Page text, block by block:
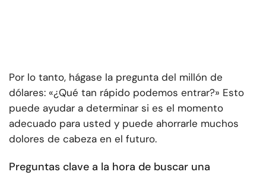
Por lo tanto, hágase la pregunta del millón de
dólares: «¿Qué tan rápido podemos entrar?» Esto
puede ayudar a determinar si es el momento
adecuado para usted y puede ahorrarle muchos
dolores de cabeza en el futuro.
Preguntas clave a la hora de buscar una